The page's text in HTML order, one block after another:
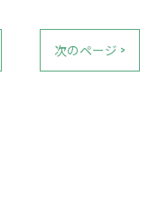
次のページ >